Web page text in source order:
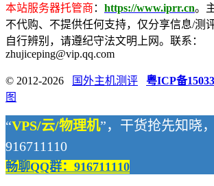
本站服务器托管商 ： https://www.iprr.cn。
不代购、不提供任何支持，仅分享信息/测
自行辨别，请遵纪守法文明上网。联系：
zhujiceping@vip.qq.com
© 2012-2026 国外主机测评 粤ICP备
图
“VPS/云/物理机”，干货抢先知晓，
916711110
畅聊QQ群：916711110